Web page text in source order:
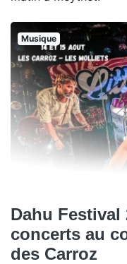
Musique
Dahu Festival
concerts au
des Carroz